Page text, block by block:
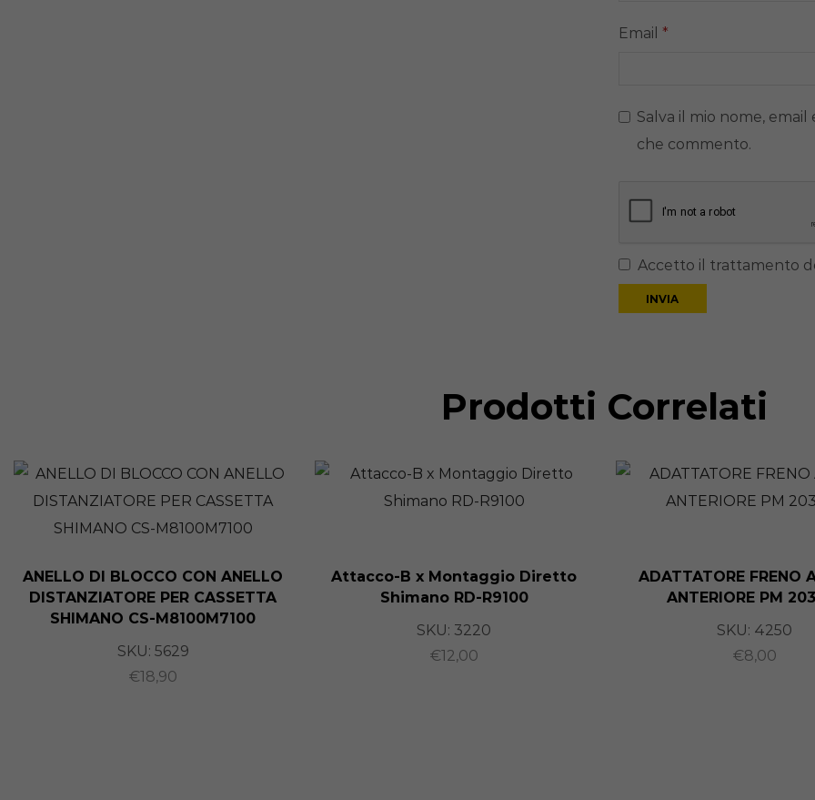
Email *
Salva il mio nome,
che commento.
Accetto il trattamento
Prodotti Correlati
ANELLO DI BLOCCO CON ANELLO
DISTANZIATORE PER CASSETTA
SHIMANO CS-M8100M7100
SKU: 5629
€18,90
Attacco-B x Montaggio Diretto
Shimano RD-R9100
SKU: 3220
€12,00
ADATTATORE FRENO
ANTERIORE PM
SKU: 4250
€8,00